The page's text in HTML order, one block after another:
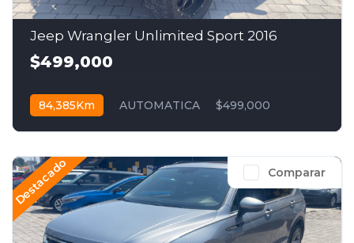
Jeep Wrangler Unlimited Sport 2016
$499,000
84,385Km AUTOMATICA $499,000
Comparar
Destacado